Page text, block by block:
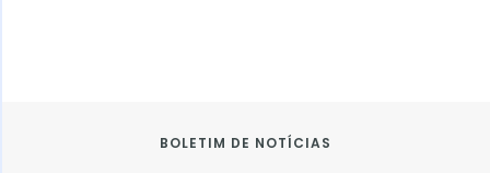
BOLETIM DE NOTÍCIAS